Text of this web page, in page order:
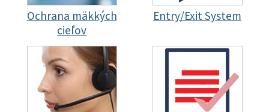
Ochrana mäkkých
cieľov
Entry/Exit System